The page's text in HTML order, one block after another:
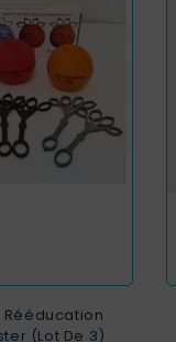
Rééducation
(Lot De 3)